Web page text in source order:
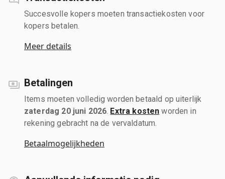
Succesvolle kopers moeten transactiekosten voor
kopers betalen.
Meer details
Betalingen
Items moeten volledig worden betaald op uiterlijk
zaterdag 20 juni 2026 Extra kosten worden in
rekening gebracht na de vervaldatum.
Betaalmogelijkheden